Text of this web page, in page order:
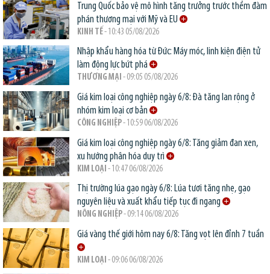
Trung Quốc bảo vệ mô hình tăng trưởng trước thềm đàm
phán thương mại với Mỹ và EU
KINH TẾ- 10:43 05/08/2026
Nhập khẩu hàng hóa từ Đức: Máy móc, linh kiện điện tử
làm động lực bứt phá
THƯƠNG MẠI - 09:05 05/08/2026
Giá kim loại công nghiệp ngày 6/8: Đà tăng lan rộng ở
nhóm kim loại cơ bản
CÔNG NGHIỆP- 10:59 06/08/2026
Giá kim loại công nghiệp ngày 6/8: Tăng giảm đan xen,
xu hướng phân hóa duy trì
KIM LOẠI - 10:47 06/08/2026
Thị trường lúa gạo ngày 6/8: Lúa tươi tăng nhẹ, gạo
nguyên liệu và xuất khẩu tiếp tục đi ngang
NÔNG NGHIỆP- 09:14 06/08/2026
Giá vàng thế giới hôm nay 6/8: Tăng vọt lên đỉnh 7 tuần
KIM LOẠI - 09:06 06/08/2026